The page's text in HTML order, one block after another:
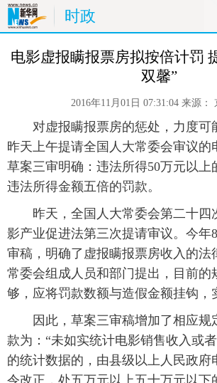
时政
首页 时政 国际
时尚 思客 地方
港澳 台湾 华人
图片 视频 彩票
旅游 健康 信息化
富媒体 摄影
新华电视中文 新华电视英文
电影虚报瞒报票房拟按倍计罚
双馨”
2016年11月01日 07:31:04 来源：
对虚报瞒报票房的惩处，力度可
昨天上午提请全国人大常委会审议的
草案三审明确：违法所得50万元以上
违法所得金额五倍的罚款。
昨天，全国人大常委会第二十四
影产业促进法第三次提请审议。今年
审稿，明确了虚报瞒报票房收入的法
常委会组成人员和部门提出，目前的
够，应将罚款数额与造假金额挂钩，
因此，草案三审稿增加了相应规
款为：“未如实统计电影销售收入或
的统计数据的，由县级以上人民政府
令改正，处五万元以上五十万元以下